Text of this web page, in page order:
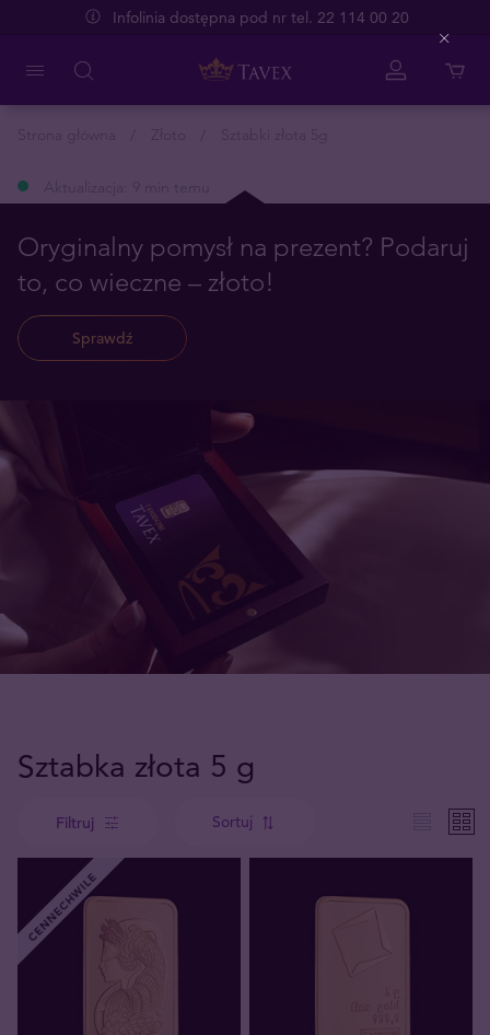
Infolinia dostępna pod nr tel. 22 114 00 20
Oryginalny pomysł na prezent? Podaruj
to, co wieczne – złoto!
Sprawdź
Sztabka złota 5 g
Filtruj Sortuj
CENNECHWILE
Close